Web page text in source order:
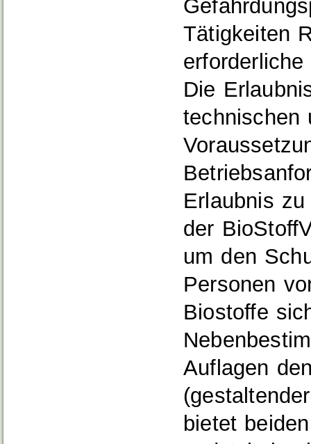
Tätigkeiten
Die
technischen
Erlaubnis
der
um den
Personen
Biostoffe
Auflagen
bietet